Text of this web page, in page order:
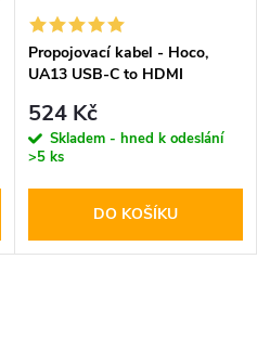
Propojovací kabel - Hoco,
UA13 USB-C to HDMI
524 Kč
Skladem - hned k odeslání
>5 ks
DO KOŠÍKU